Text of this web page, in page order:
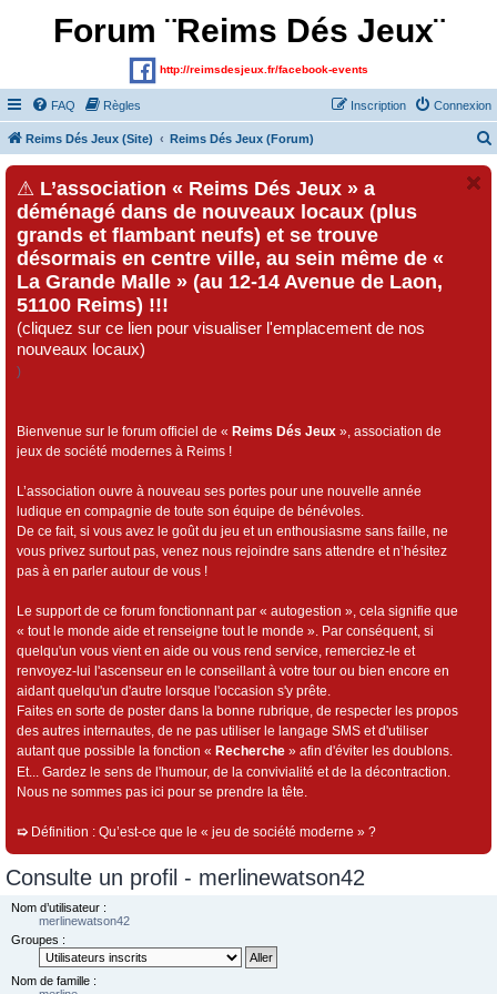
Forum ¨Reims Dés Jeux¨
http://reimsdesjeux.fr/facebook-events
FAQ Règles Connexion
Inscription
Reims Dés Jeux (Site) Reims Dés Jeux (Forum)
⚠ L’association « Reims Dés Jeux » a
déménagé dans de nouveaux locaux (plus
grands et flambant neufs) et se trouve
désormais en centre ville, au sein même de «
La Grande Malle » (au 12-14 Avenue de Laon,
51100 Reims) !!!
(cliquez sur ce lien pour visualiser l'emplacement de nos
nouveaux locaux)
)
Bienvenue sur le forum officiel de « Reims Dés Jeux », association de
jeux de société modernes à Reims !
L’association ouvre à nouveau ses portes pour une nouvelle année
ludique en compagnie de toute son équipe de bénévoles.
De ce fait, si vous avez le goût du jeu et un enthousiasme sans faille, ne
vous privez surtout pas, venez nous rejoindre sans attendre et n’hésitez
pas à en parler autour de vous !
Le support de ce forum fonctionnant par « autogestion », cela signifie que
« tout le monde aide et renseigne tout le monde ». Par conséquent, si
quelqu'un vous vient en aide ou vous rend service, remerciez-le et
renvoyez-lui l'ascenseur en le conseillant à votre tour ou bien encore en
aidant quelqu'un d'autre lorsque l'occasion s'y prête.
Faites en sorte de poster dans la bonne rubrique, de respecter les propos
des autres internautes, de ne pas utiliser le langage SMS et d'utiliser
autant que possible la fonction « Recherche » afin d'éviter les doublons.
Et... Gardez le sens de l'humour, de la convivialité et de la décontraction.
Nous ne sommes pas ici pour se prendre la tête.
➯ Définition : Qu’est-ce que le « jeu de société moderne » ?
Consulte un profil - merlinewatson42
Nom d’utilisateur :
merlinewatson42
Groupes :
Nom de famille :